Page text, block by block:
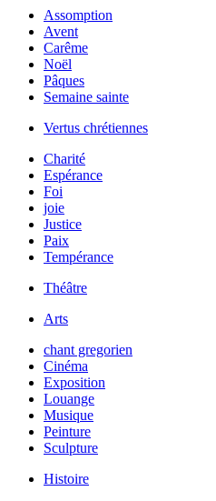
Assomption
Avent
Carême
Noël
Pâques
Semaine sainte
Vertus chrétiennes
Charité
Espérance
Foi
joie
Justice
Paix
Tempérance
Théâtre
Arts
chant gregorien
Cinéma
Exposition
Louange
Musique
Peinture
Sculpture
Histoire